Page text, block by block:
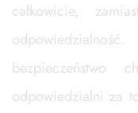
całkowicie,
odpowiedzialni za